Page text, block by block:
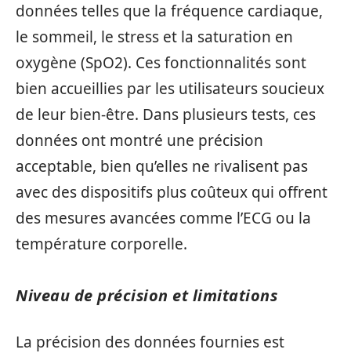
données telles que la fréquence cardiaque,
le sommeil, le stress et la saturation en
oxygène (SpO2). Ces fonctionnalités sont
bien accueillies par les utilisateurs soucieux
de leur bien-être. Dans plusieurs tests, ces
données ont montré une précision
acceptable, bien qu’elles ne rivalisent pas
avec des dispositifs plus coûteux qui offrent
des mesures avancées comme l’ECG ou la
température corporelle.
Niveau de précision et limitations
La précision des données fournies est